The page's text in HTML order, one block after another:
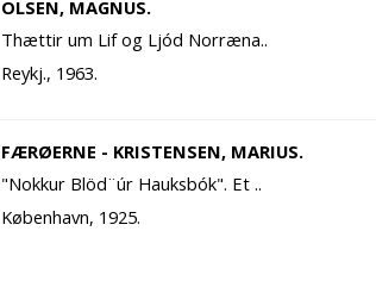
OLSEN, MAGNUS.
Thættir um Lif og Ljód Norræna..
Reykj., 1963.
FÆRØERNE - KRISTENSEN, MARIUS.
"Nokkur Blöd¨úr Hauksbók". Et ..
København, 1925.